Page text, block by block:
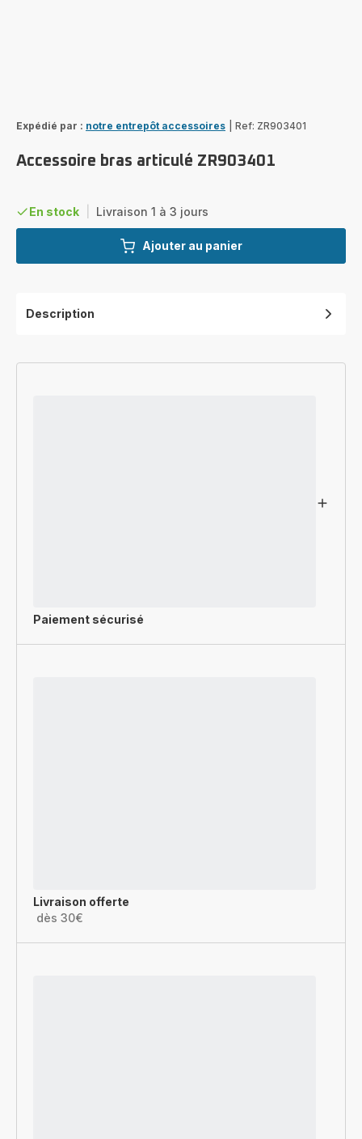
Expédié par : notre entrepôt accessoires Ref: ZR903401
Accessoire bras articulé ZR903401
En stock Livraison 1 à 3 jours
Ajouter au panier
Description
Paiement sécurisé
Livraison offerte
dès 30€